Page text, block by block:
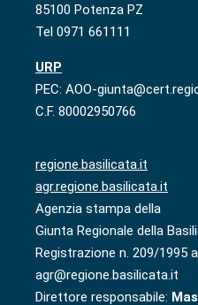
85100 Potenza PZ
Tel 0971 661111
URP
PEC: AOO-
C.F. 80002950766
regione.basilicata.it
agr.regione.basilicata.it
Agenzia stampa della
Giunta Regionale della
Registrazione n. 209/1995
agr@regione.basilicata.it
Direttore responsabile: